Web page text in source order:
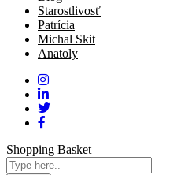
Starostlivosť
Patrícia
Michal Skit
Anatoly
Shopping Basket